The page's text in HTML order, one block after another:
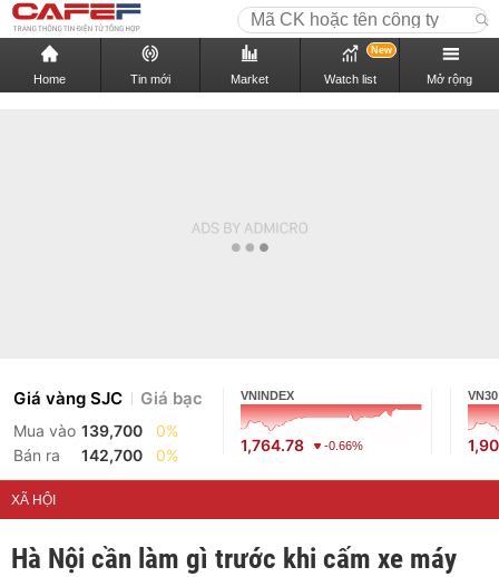
Home Tin mới Market Watch list
New
Mở rộng
Giá vàng SJC Giá bạc
Mua vào 139,700
0%
Bán ra
142,700 0%
VNINDEX
1,764.78 -0.66%
VN30
XÃ HỘI
Hà Nội cần làm gì trước khi cấm xe máy